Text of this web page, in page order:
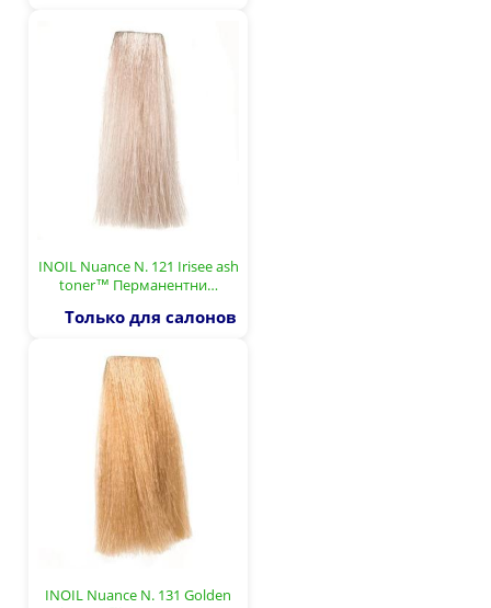
INOIL Nuance N. 121 Irisee ash
toner™ Перманентни…
Только для салонов
INOIL Nuance N. 131 Golden